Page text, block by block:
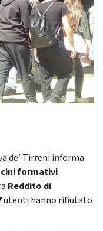
de’ Tirreni informa
formativi
Reddito di
utenti hanno rifiutato